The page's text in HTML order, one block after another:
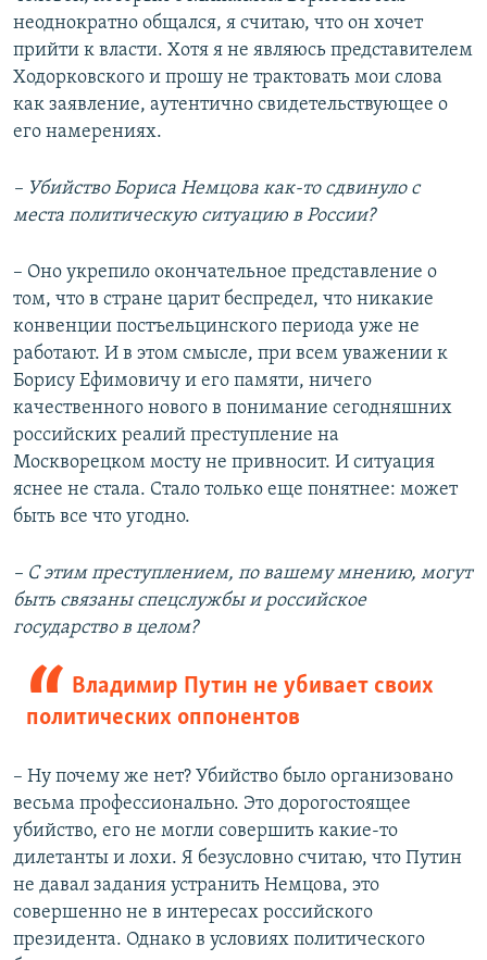
неоднократно общался, я считаю, что он хочет
прийти к власти. Хотя я не являюсь представителем
Ходорковского и прошу не трактовать мои слова
как заявление, аутентично свидетельствующее о
его намерениях.
– Убийство Бориса Немцова как-то сдвинуло с
места политическую ситуацию в России?
– Оно укрепило окончательное представление о
том, что в стране царит беспредел, что никакие
конвенции постъельцинского периода уже не
работают. И в этом смысле, при всем уважении к
Борису Ефимовичу и его памяти, ничего
качественного нового в понимание сегодняшних
российских реалий преступление на
Москворецком мосту не привносит. И ситуация
яснее не стала. Стало только еще понятнее: может
быть все что угодно.
– С этим преступлением, по вашему мнению, могут
быть связаны спецслужбы и российское
государство в целом?
Владимир Путин не убивает своих
политических оппонентов
– Ну почему же нет? Убийство было организовано
весьма профессионально. Это дорогостоящее
убийство, его не могли совершить какие-то
дилетанты и лохи. Я безусловно считаю, что Путин
не давал задания устранить Немцова, это
совершенно не в интересах российского
президента. Однако в условиях политического